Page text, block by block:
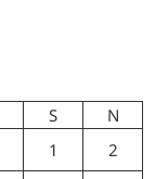
S
N
1
2